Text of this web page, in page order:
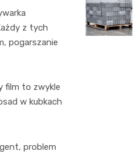
z tych
pogarszanie
film to zwykle
w kubkach
problem